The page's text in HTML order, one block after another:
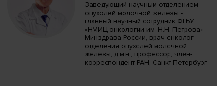
Заведующий научным отделением
опухолей молочной железы -
главный научный сотрудник ФГБУ
«НМИЦ онкологии им. Н.Н. Петрова»
Минздрава России, врач-онколог
отделения опухолей молочной
железы, д.м.н., профессор, член-
корреспондент РАН, Санкт-Петербург